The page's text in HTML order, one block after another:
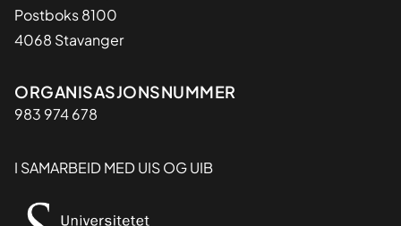
Postboks 8100
4068 Stavanger
Organisasjon
ORGANISASJONSNUMMER
983 974 678
I SAMARBEID MED UIS OG UIB